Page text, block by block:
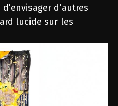
d’autres
lucide sur les